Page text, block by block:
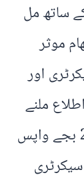
ساتھ مل
موثر
اور
ملنے
کے بعد موقع پر پہنچے اور رات 2 بجے واپس